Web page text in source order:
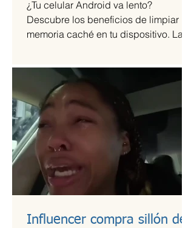
¿Tu celular Android va lento?
Descubre los beneficios de limpiar la
memoria caché en tu dispositivo. La
Influencer compra sillón de